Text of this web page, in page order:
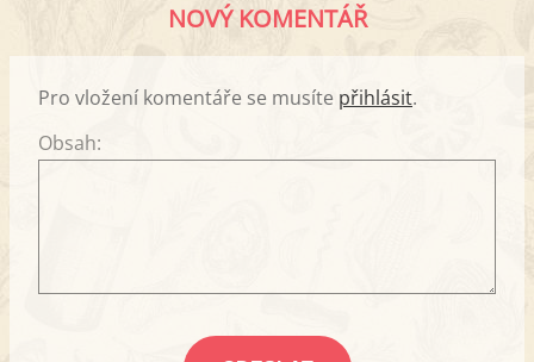
NOVÝ KOMENTÁŘ
Pro vložení komentáře se musíte přihlásit.
Obsah: